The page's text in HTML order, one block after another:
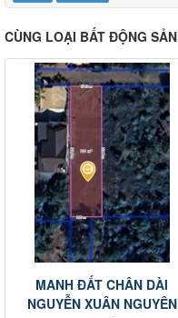
CÙNG LOẠI BẤT ĐỘNG SẢN
MANH ĐẤT CHÂN DÀI
NGUYỄN XUÂN NGUYÊN